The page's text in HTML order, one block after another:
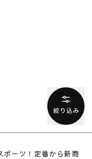
ポーツ！定番から新商